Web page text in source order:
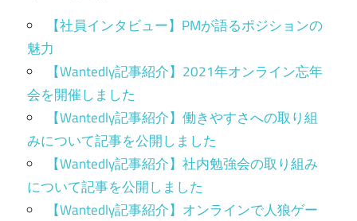
【社員インタビュー】PMが語るポジションの
魅力
【Wantedly記事紹介】2021年オンライン忘年
会を開催しました
【Wantedly記事紹介】働きやすさへの取り組
みについて記事を公開しました
【Wantedly記事紹介】社内勉強会の取り組み
について記事を公開しました
【Wantedly記事紹介】オンラインで人狼ゲー